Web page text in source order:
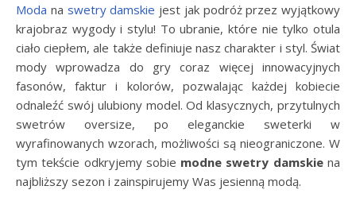
Moda na swetry damskie jest jak podróż przez wyjątkowy
krajobraz wygody i stylu! To ubranie, które nie tylko otula
ciało ciepłem, ale także definiuje nasz charakter i styl. Świat
mody wprowadza do gry coraz więcej innowacyjnych
fasonów, faktur i kolorów, pozwalając każdej kobiecie
odnaleźć swój ulubiony model. Od klasycznych, przytulnych
swetrów oversize, po eleganckie sweterki w
wyrafinowanych wzorach, możliwości są nieograniczone. W
tym tekście odkryjemy sobie modne swetry damskiena
najbliższy sezon i zainspirujemy Was jesienną modą.